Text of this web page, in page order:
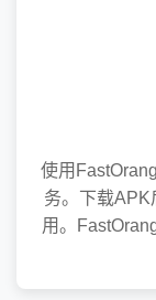
使用
务。下载APK
用。